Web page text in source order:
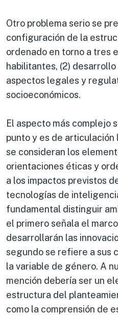
Otro problema serio se
configuración de la
ordenado en torno a tres
habilitantes, (2)
aspectos legales y
socioeconómicos.
El aspecto más complejo
punto y es de articulación
se consideran los
orientaciones éticas y
a los impactos previstos
tecnologías de
fundamental distinguir
el primero señala el marco
desarrollarán las
segundo se refiere a sus
la variable de género. A
mención debería ser un
estructura del
como la comprensión de